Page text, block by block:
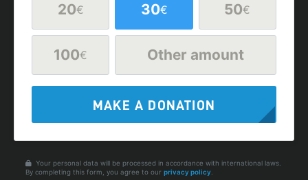
20€ 30€ 50€
100€ Other amount
MAKE A DONATION
Your personal data will be processed in accordance with international laws.
By completing this form, you agree to our privacy policy